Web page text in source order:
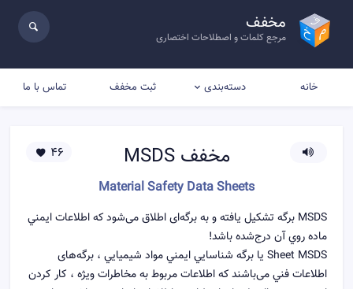
مخفف
مرجع کلمات و اصطلاحات اختصاری
خانه دسته‌بندی ثبت مخفف تماس با ما
مخففMSDS
Material Safety Data Sheets
46
MSDS برگه تشكيل يافته و به برگه‌ای اطلاق می‌شود كه اطلاعات ايمني
ماده روي آن درج‌شده باشد!
Sheet MSDS يا برگه شناسايي ايمني مواد شيميايي ، برگه‌های
اطلاعات فني می‌باشند كه اطلاعات مربوط به مخاطرات ويژه ، کار کردن